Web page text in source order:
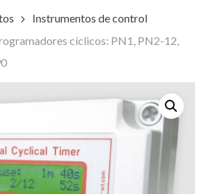
Instrumentos de control
cíclicos: PN1, PN2-12,